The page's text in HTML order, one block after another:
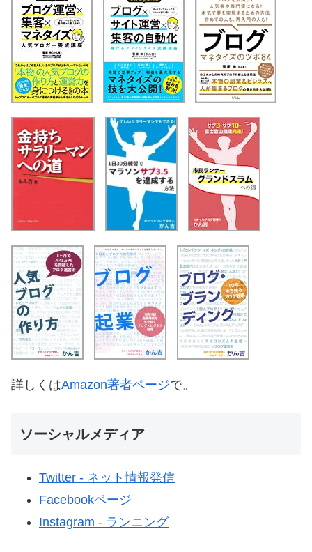
詳しくはAmazon著者ページで。
ソーシャルメディア
Twitter - ネット情報発信
Facebookページ
Instagram - ランニング